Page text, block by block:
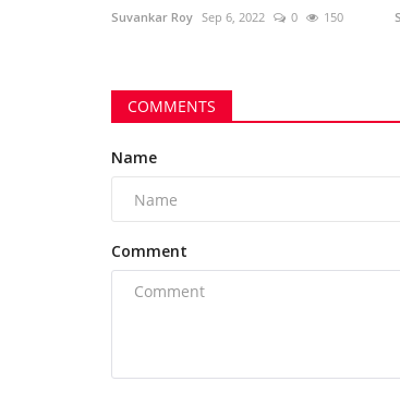
Suvankar Roy Sep 6, 2022 0 150
COMMENTS
Name
Comment
शव बरामद, पूर्व
कलेक्टोरेट में निरीक्षण को
डिप्टी...
Suvankar Roy